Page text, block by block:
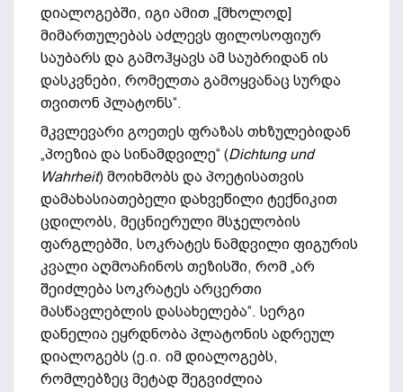
დიალოგებში, იგი ამით „[მხოლოდ]
მიმართულებას აძლევს ფილოსოფიურ
საუბარს და გამოჰყავს ამ საუბრიდან ის
დასკვნები, რომელთა გამოყვანაც სურდა
თვითონ პლატონს“.
მკვლევარი გოეთეს ფრაზას თხზულებიდან
„პოეზია და სინამდვილე“ (Dichtung und
Wahrheit) მოიხმობს და პოეტისათვის
დამახასიათებელი დახვეწილი ტექნიკით
ცდილობს, მეცნიერული მსჯელობის
ფარგლებში, სოკრატეს ნამდვილი ფიგურის
კვალი აღმოაჩინოს თეზისში, რომ „არ
შეიძლება სოკრატეს არცერთი
მასწავლებლის დასახელება“. სერგი
დანელია ეყრდნობა პლატონის ადრეულ
დიალოგებს (ე.ი. იმ დიალოგებს,
რომლებზეც მეტად შეგვიძლია